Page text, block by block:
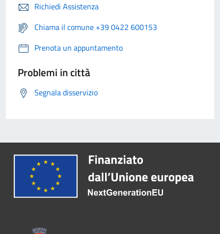
Richiedi Assistenza
Chiama il comune +39 0422 600153
Prenota un appuntamento
Problemi in città
Segnala disservizio